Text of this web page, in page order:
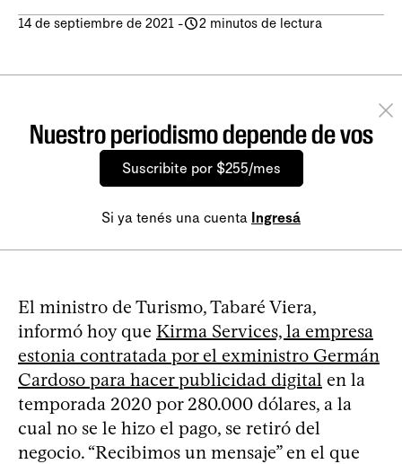
14 de septiembre de 2021 - 2 minutos de lectura
Nuestro periodismo depende de vos
Suscribite por $255/mes
Si ya tenés una cuenta Ingresá
El ministro de Turismo, Tabaré Viera,
informó hoy que Kirma Services, la empresa
estonia contratada por el exministro Germán
Cardoso para hacer publicidad digital en la
temporada 2020 por 280.000 dólares, a la
cual no se le hizo el pago, se retiró del
negocio. “Recibimos un mensaje” en el que